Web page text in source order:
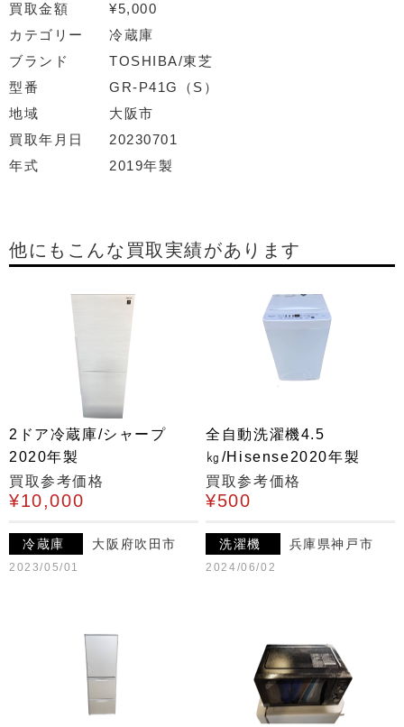
買取金額
¥5,000
カテゴリー
冷蔵庫
ブランド
TOSHIBA/東芝
型番
GR-P41G（S）
地域
大阪市
買取年月日
20230701
年式
2019年製
他にもこんな買取実績があります
2ドア冷蔵庫/シャープ
2020年製
買取参考価格
¥10,000
冷蔵庫 大阪府吹田市
2023/05/01
全自動洗濯機4.5
㎏/Hisense2020年製
買取参考価格
¥500
洗濯機 兵庫県神戸市
2024/06/02